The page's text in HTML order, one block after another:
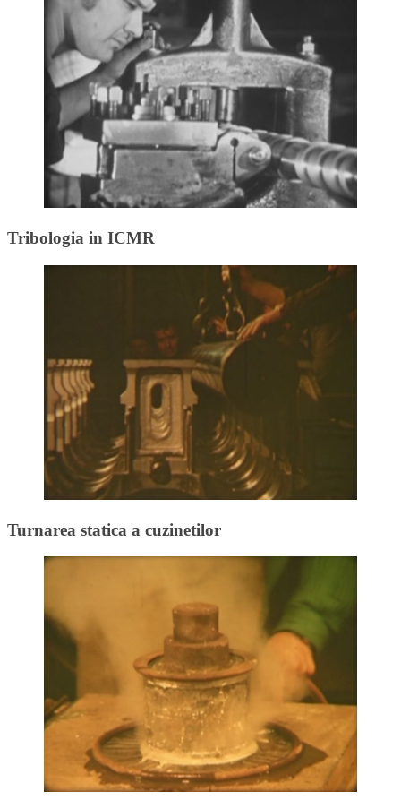
Tribologia in ICMR
Turnarea statica a cuzinetilor